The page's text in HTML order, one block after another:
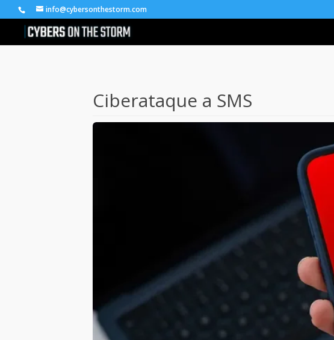
info@cybersonthestorm.com
Ciberataque a SMS